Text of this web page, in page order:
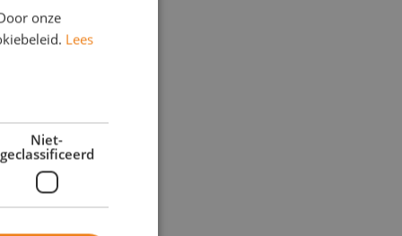
onze
Lees
Niet-
geclassificeerd